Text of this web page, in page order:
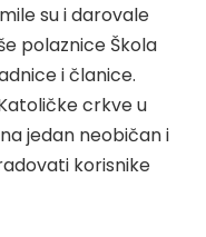
su i darovale
polaznice Škola
i članice.
crkve u
jedan neobičan i
korisnike